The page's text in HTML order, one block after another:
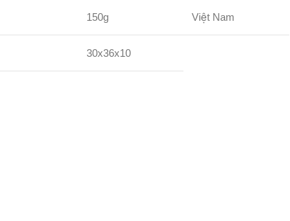
150g Việt Nam
30x36x10